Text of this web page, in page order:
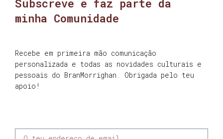
Subscreve e faz parte da
minha Comunidade
Recebe em primeira mão comunicação
personalizada e todas as novidades culturais e
pessoais do BranMorrighan. Obrigada pelo teu
apoio!